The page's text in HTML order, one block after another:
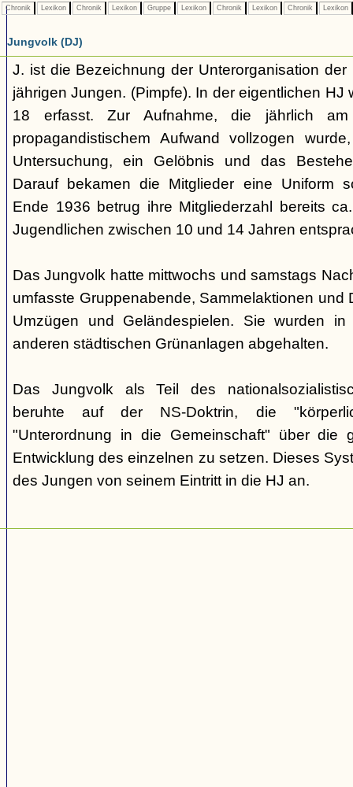
Chronik Lexikon Chronik Lexikon Gruppe Lexikon Chronik Lexikon Chronik Lexikon
Jungvolk (DJ)
J. ist die Bezeichnung der Unterorganisation
jährigen Jungen. (Pimpfe). In der eigentlichen HJ
18 erfasst. Zur Aufnahme, die jährlich
propagandistischem Aufwand vollzogen
Untersuchung, ein Gelöbnis und das
Darauf bekamen die Mitglieder eine Uniform
Ende 1936 betrug ihre Mitgliederzahl bereits
Jugendlichen zwischen 10 und 14 Jahren
Das Jungvolk hatte mittwochs und samstags
umfasste Gruppenabende, Sammelaktionen und
Umzügen und Geländespielen. Sie wurden
anderen städtischen Grünanlagen abgehalten.
Das Jungvolk als Teil des
beruhte auf der NS-Doktrin, die
"Unterordnung in die Gemeinschaft" über die
Entwicklung des einzelnen zu setzen. Dieses
des Jungen von seinem Eintritt in die HJ an.